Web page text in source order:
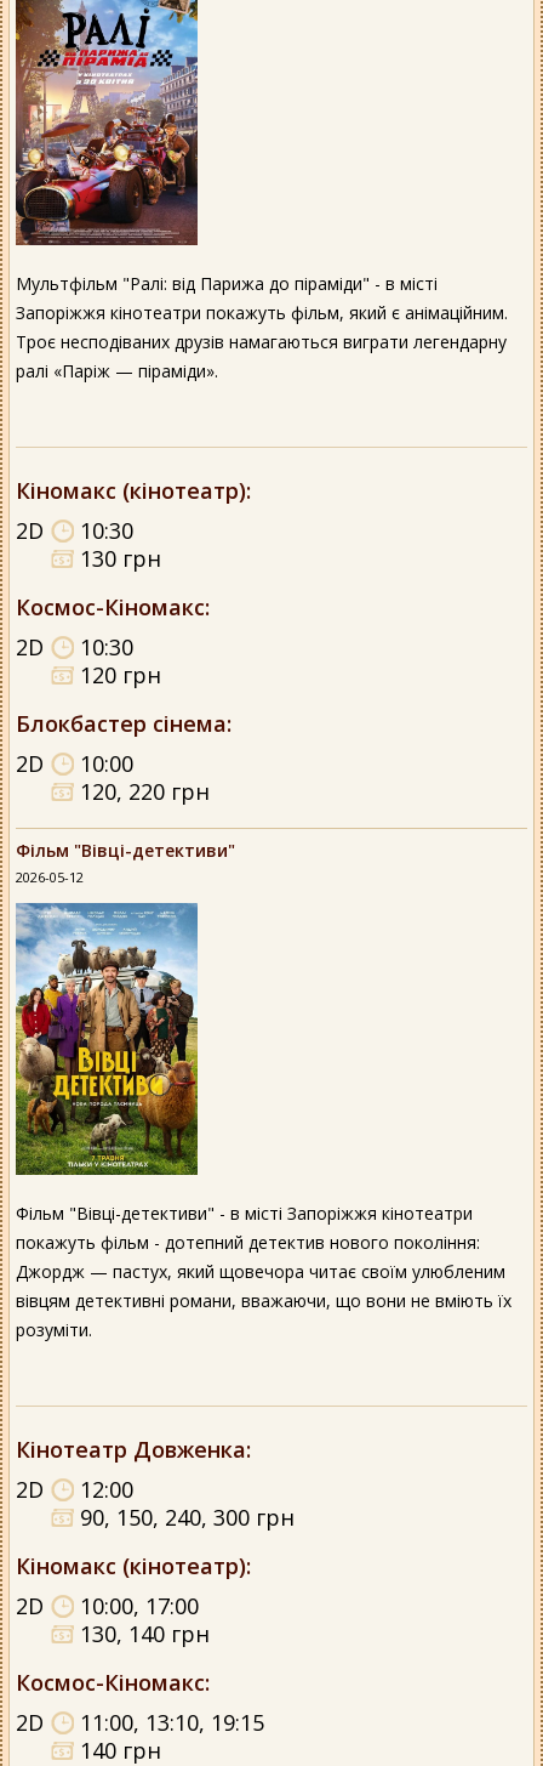
Мультфільм "Ралі: від Парижа до піраміди" - в місті
Запоріжжя кінотеатри покажуть фільм, який є анімаційним.
Троє несподіваних друзів намагаються виграти легендарну
ралі «Паріж — піраміди».
Кіномакс (кінотеатр):
2D
10:30
130 грн
Космос-Кіномакс:
2D
10:30
120 грн
Блокбастер сінема:
2D
10:00
120, 220 грн
Фільм "Вівці-детективи"
2026-05-12
Фільм "Вівці-детективи" - в місті Запоріжжя кінотеатри
покажуть фільм - дотепний детектив нового покоління:
Джордж — пастух, який щовечора читає своїм улюбленим
вівцям детективні романи, вважаючи, що вони не вміють їх
розуміти.
Кінотеатр Довженка:
2D
12:00
90, 150, 240, 300 грн
Кіномакс (кінотеатр):
2D
10:00, 17:00
130, 140 грн
Космос-Кіномакс:
2D
11:00, 13:10, 19:15
140 грн